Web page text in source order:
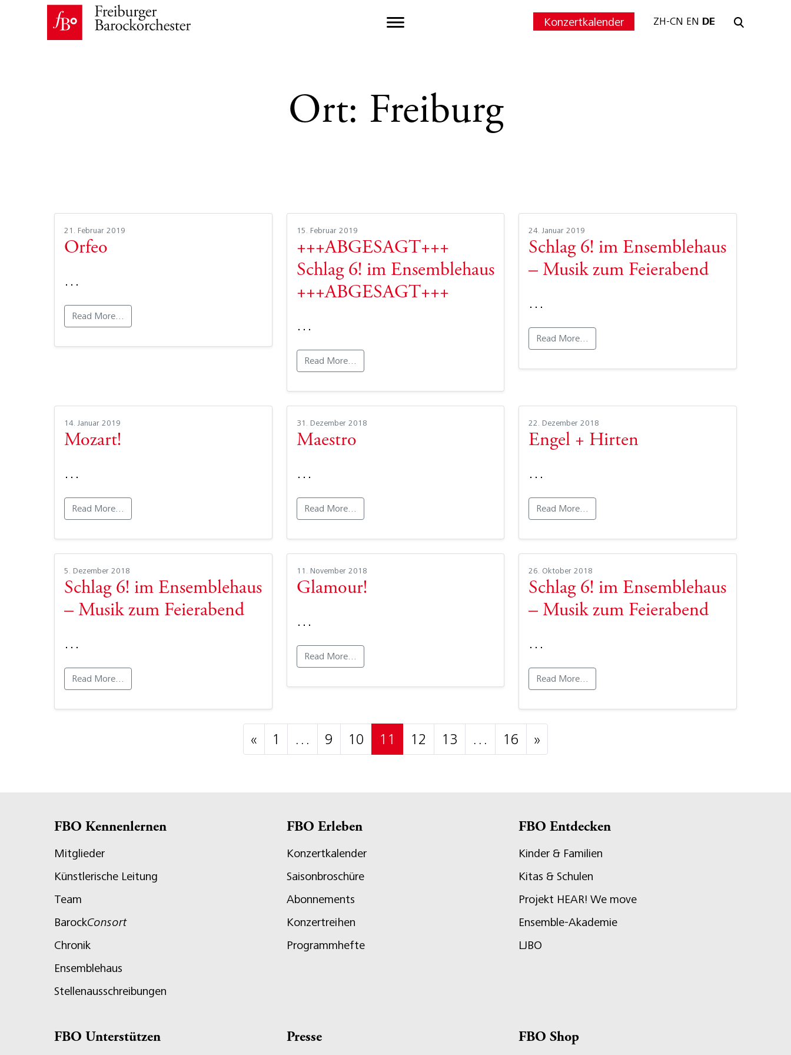
Konzertkalender ZH-CN EN DE
Ort: Freiburg
21. Februar 2019
Orfeo
…
Read More…
15. Februar 2019
+++ABGESAGT+++
Schlag 6! im Ensemblehaus
+++ABGESAGT+++
…
Read More…
24. Januar 2019
Schlag 6! im Ensemblehaus
– Musik zum Feierabend
…
Read More…
14. Januar 2019
Mozart!
…
Read More…
31. Dezember 2018
Maestro
…
Read More…
22. Dezember 2018
Engel + Hirten
…
Read More…
5. Dezember 2018
Schlag 6! im Ensemblehaus
– Musik zum Feierabend
…
Read More…
11. November 2018
Glamour!
…
Read More…
26. Oktober 2018
Schlag 6! im Ensemblehaus
– Musik zum Feierabend
…
Read More…
Posts navigation
« 1 … 9 10 11 12 13 … 16 »
FBO Kennenlernen
Mitglieder
Künstlerische Leitung
Team
BarockConsort
Chronik
Ensemblehaus
Stellenausschreibungen
FBO Erleben
Konzertkalender
Saisonbroschüre
Abonnements
Konzertreihen
Programmhefte
FBO Entdecken
Kinder & Familien
Kitas & Schulen
Projekt HEAR! We move
Ensemble-Akademie
LJBO
FBO Unterstützen Presse FBO Shop